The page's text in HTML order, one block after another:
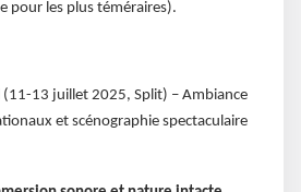
pour les plus téméraires).
(11-13 juillet 2025, Split) – Ambiance
et scénographie spectaculaire